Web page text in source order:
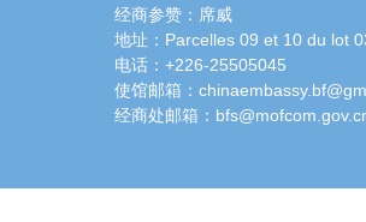
经商参赞：席威
地址：Parcelles 09 et 10 du lot
电话：+226-25505045
使馆邮箱：
经商处邮箱：